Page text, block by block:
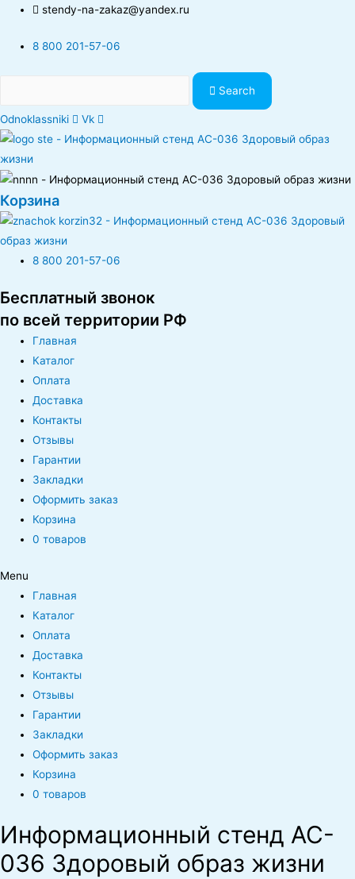
stendy-na-zakaz@yandex.ru
8 800 201-57-06
Search
Odnoklassniki Vk
Корзина
8 800 201-57-06
Бесплатный звонок
по всей территории РФ
Главная
Каталог
Оплата
Доставка
Контакты
Отзывы
Гарантии
Закладки
Оформить заказ
Корзина
0 товаров
Menu
Главная
Каталог
Оплата
Доставка
Контакты
Отзывы
Гарантии
Закладки
Оформить заказ
Корзина
0 товаров
Информационный стенд AC-
036 Здоровый образ жизни